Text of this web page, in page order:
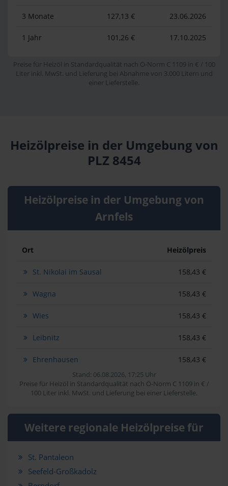
3 Monate 127,13 € 23.06.2026
1 Jahr 101,26 € 17.10.2025
Preise für Heizöl in Standardqualität nach Ö-Norm C 1109 in € / 100
Liter inkl. MwSt. und Lieferung bei Abnahme von 3.000 Litern und
einer Lieferstelle.
Heizölpreise in der Umgebung von
PLZ 8454
Heizölpreise in der Umgebung von
Arnfels
Ort Heizölpreis
St. Nikolai im Sausal 158,43 €
Wagna 158,43 €
Wies 158,43 €
Leibnitz 158,43 €
Ehrenhausen 158,43 €
Stand: 06.08.2026, 17:25 Uhr
Preise für Heizöl in Standardqualität nach Ö-Norm C 1109 in € /
100 Liter inkl. MwSt. und Lieferung bei einer Lieferstelle.
Weitere regionale Heizölpreise für
St. Pantaleon
Seefeld-Großkadolz